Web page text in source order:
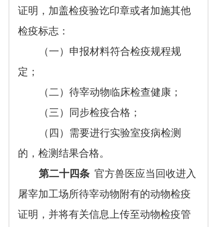
证明，加盖检疫验讫印章或者加施其他
检疫标志：
（一）申报材料符合检疫规程规
定；
（二）待宰动物临床检查健康；
（三）同步检疫合格；
（四）需要进行实验室疫病检测
的，检测结果合格。
第二十四条 官方兽医应当回收进入
屠宰加工场所待宰动物附有的动物检疫
证明，并将有关信息上传至动物检疫管